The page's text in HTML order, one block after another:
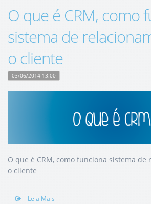
O que é CRM, como
sistema de
o cliente
03/06/2014 13:00
O que é CRM, como funciona sistema de
o cliente
Leia Mais